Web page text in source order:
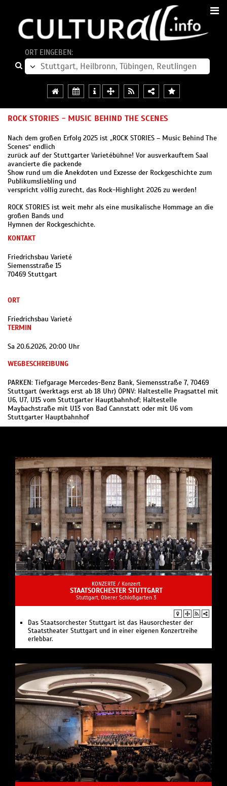
ORT EINGEBEN:
ROCK STORIES - MUSIC BEHIND THE SCENES
Nach dem großen Erfolg 2025 ist „ROCK STORIES – Music Behind The
Scenes“ endlich
zurück auf der Stuttgarter Varietébühne! Vor ausverkauftem Saal
avancierte die packende
Show rund um die Anekdoten und Exzesse der Rockgeschichte zum
Publikumsliebling und
verspricht völlig zurecht, das Rock-Highlight 2026 zu werden!
ROCK STORIES ist weit mehr als eine musikalische Hommage an die
großen Bands und
Hymnen der Rockgeschichte.
KONTAKT
Friedrichsbau Varieté
Siemensstraße 15
70469 Stuttgart
ORT
Friedrichsbau Varieté
TERMIN
Sa 20.6.2026, 20:00 Uhr
WEGBESCHREIBUNG
PARKEN: Tiefgarage Mercedes-Benz Bank, Siemensstraße 7, 70469
Stuttgart (werktags erst ab 18 Uhr) ÖPNV: Haltestelle Pragsattel mit
U6, U7, U15 vom Stuttgarter Hauptbahnhof; Haltestelle
Maybachstraße mit U13 von Bad Cannstatt oder mit U6 vom
Stuttgarter Hauptbahnhof
KONZERTE / Konzert
STAATSORCHESTER STUTTGART
Stuttgart, Oberer Schloßgarten 3
Das Staatsorchester Stuttgart ist das Hausorchester der
Staatstheater Stuttgart und in einer eigenen Konzertreihe
erlebbar.